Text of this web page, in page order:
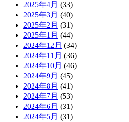
2025年4月 (33)
2025年3月 (40)
2025年2月 (31)
2025年1月 (44)
2024年12月 (34)
2024年11月 (36)
2024年10月 (46)
2024年9月 (45)
2024年8月 (41)
2024年7月 (53)
2024年6月 (31)
2024年5月 (31)